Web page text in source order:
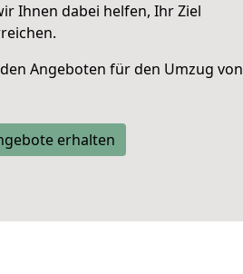
Ihnen dabei helfen, Ihr Ziel
Angeboten für den Umzug von
erhalten